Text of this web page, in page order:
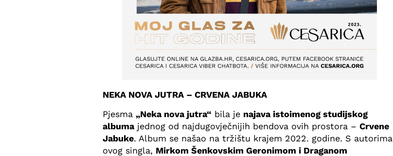
NEKA NOVA JUTRA – CRVENA JABUKA
Pjesma „Neka nova jutra“ bila je najava istoimenog studijskog
albumajednog od najdugovječnijih bendova ovih prostora – Crvene
Jabuke. Album se našao na tržištu krajem 2022. godine. S autorima
ovog singla, Mirkom Šenkovskim Geronimom i Draganom